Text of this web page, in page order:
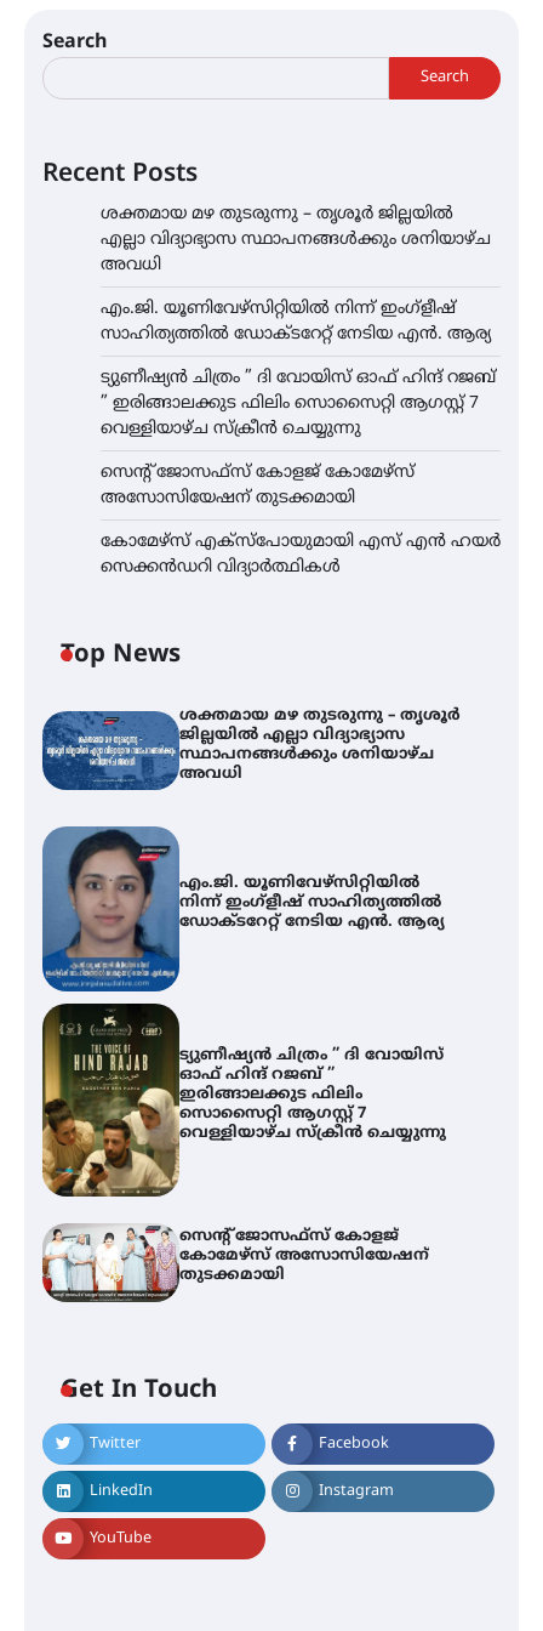
Search
Search
Recent Posts
ശക്തമായ മഴ തുടരുന്നു – തൃശൂർ ജില്ലയിൽ
എല്ലാ വിദ്യാഭ്യാസ സ്ഥാപനങ്ങൾക്കും ശനിയാഴ്ച
അവധി
എം.ജി. യൂണിവേഴ്‌സിറ്റിയിൽ നിന്ന് ഇംഗ്ളീഷ്
സാഹിത്യത്തിൽ ഡോക്ടറേറ്റ് നേടിയ എൻ. ആര്യ
ട്യുണീഷ്യൻ ചിത്രം ” ദി വോയിസ് ഓഫ് ഹിന്ദ് റജബ്
” ഇരിങ്ങാലക്കുട ഫിലിം സൊസൈറ്റി ആഗസ്റ്റ് 7
വെള്ളിയാഴ്ച സ്‌ക്രീൻ ചെയ്യുന്നു
സെന്റ് ജോസഫ്സ് കോളജ് കോമേഴ്‌സ്
അസോസിയേഷന് തുടക്കമായി
കോമേഴ്സ് എക്സ്പോയുമായി എസ് എൻ ഹയർ
സെക്കൻഡറി വിദ്യാർത്ഥികൾ
Top News
ശക്തമായ മഴ തുടരുന്നു – തൃശൂർ
ജില്ലയിൽ എല്ലാ വിദ്യാഭ്യാസ
സ്ഥാപനങ്ങൾക്കും ശനിയാഴ്ച
അവധി
എം.ജി. യൂണിവേഴ്‌സിറ്റിയിൽ
നിന്ന് ഇംഗ്ളീഷ് സാഹിത്യത്തിൽ
ഡോക്ടറേറ്റ് നേടിയ എൻ. ആര്യ
ട്യുണീഷ്യൻ ചിത്രം ” ദി വോയിസ്
ഓഫ് ഹിന്ദ് റജബ് ”
ഇരിങ്ങാലക്കുട ഫിലിം
സൊസൈറ്റി ആഗസ്റ്റ് 7
വെള്ളിയാഴ്ച സ്‌ക്രീൻ ചെയ്യുന്നു
സെന്റ് ജോസഫ്സ് കോളജ്
കോമേഴ്‌സ് അസോസിയേഷന്
തുടക്കമായി
Get In Touch
Twitter Facebook
LinkedIn Instagram
YouTube
ട്യുണീഷ്യൻ ചിത്രം ” ദി വോയിസ്
ഓഫ് ഹിന്ദ് റജബ് ” ഇരിങ്ങാലക്കുട
ഫിലിം സൊസൈറ്റി ആഗസ്റ്റ് 7
വെള്ളിയാഴ്ച സ്‌ക്രീൻ ചെയ്യുന്നു